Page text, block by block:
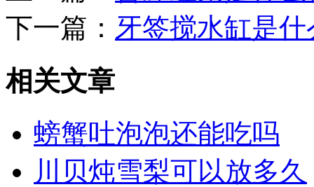
下一篇： 牙签搅水缸是什
相关文章
螃蟹吐泡泡还能吃吗
川贝炖雪梨可以放多久